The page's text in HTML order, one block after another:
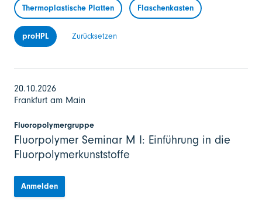
Thermoplastische Platten Flaschenkasten
proHPL Zurücksetzen
20.10.2026
Frankfurt am Main
Fluoropolymergruppe
Fluorpolymer Seminar M I: Einführung in die
Fluorpolymerkunststoffe
Anmelden